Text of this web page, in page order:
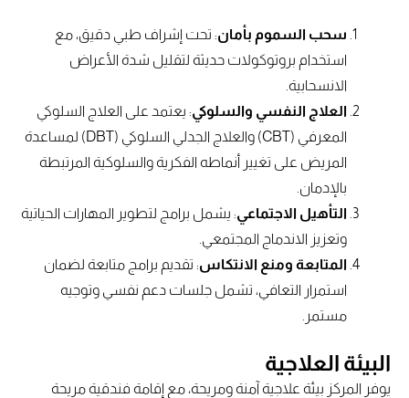
سحب السموم بأمان: تحت إشراف طبي دقيق، مع
استخدام بروتوكولات حديثة لتقليل شدة الأعراض
الانسحابية.
العلاج النفسي والسلوكي : يعتمد على العلاج السلوكي
المعرفي (CBT) والعلاج الجدلي السلوكي (DBT) لمساعدة
المريض على تغيير أنماطه الفكرية والسلوكية المرتبطة
بالإدمان.
التأهيل الاجتماعي : يشمل برامج لتطوير المهارات الحياتية
وتعزيز الاندماج المجتمعي.
المتابعة ومنع الانتكاس : تقديم برامج متابعة لضمان
استمرار التعافي، تشمل جلسات دعم نفسي وتوجيه
مستمر.
البيئة العلاجية
يوفر المركز بيئة علاجية آمنة ومريحة، مع إقامة فندقية مريحة